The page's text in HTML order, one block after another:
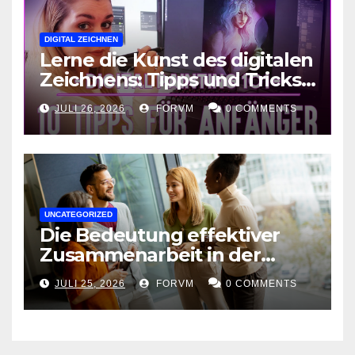
DIGITAL ZEICHNEN
Lerne die Kunst des digitalen
Zeichnens: Tipps und Tricks
für kreative Ausdruckskunst
JULI 26, 2026 FORVM 0 COMMENTS
UNCATEGORIZED
Die Bedeutung effektiver
Zusammenarbeit in der
Arbeitswelt
JULI 25, 2026 FORVM 0 COMMENTS